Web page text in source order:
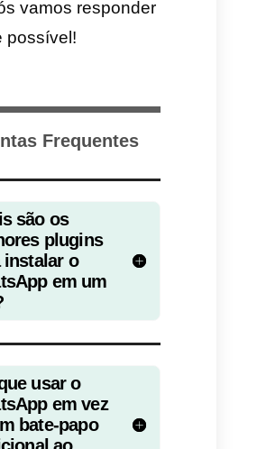
Tanto o Callbell quanto o
WidgetWhats fornece, no
menos
em tecnologia,
oGoogle Tag
. Neste caso, é
criar uma nova tag,
e colar o script
e inserir o gatilho